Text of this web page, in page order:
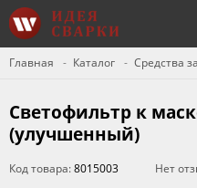
Главная Каталог Средства
Светофильтр к
(улучшенный)
Код товара:8015003 Нет